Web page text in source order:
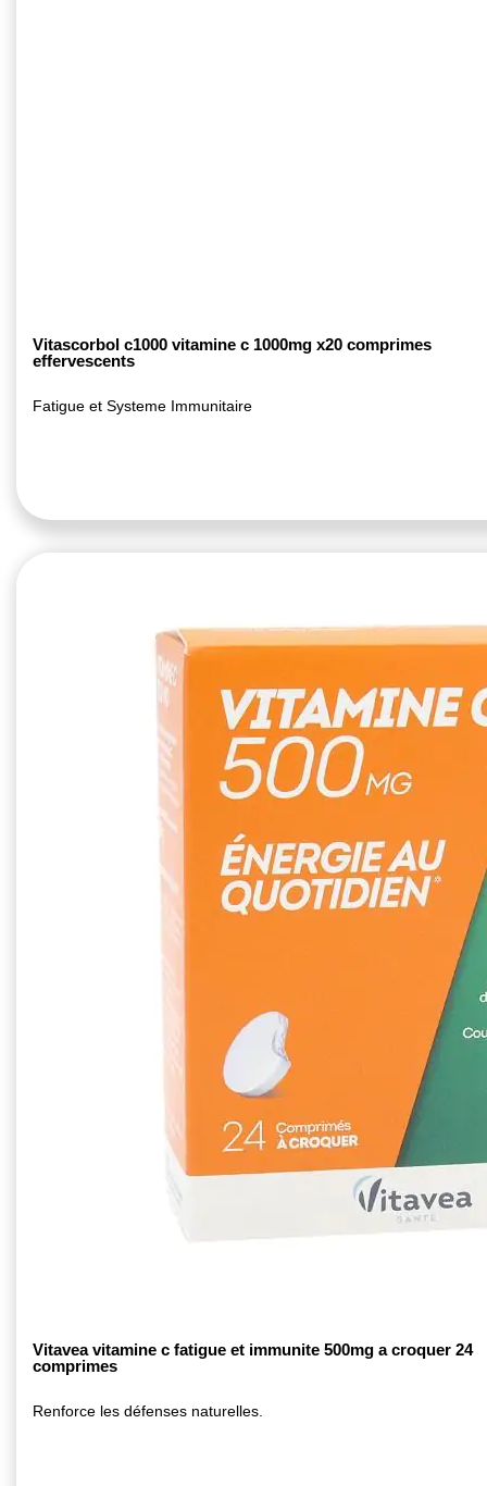
Vitascorbol c1000 vitamine c 1000mg x20 comprimes
effervescents
Fatigue et Systeme Immunitaire
Vitavea vitamine c fatigue et immunite 500mg a croquer 24
comprimes
Renforce les défenses naturelles.